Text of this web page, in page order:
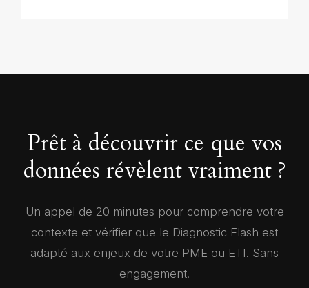
Prêt à découvrir ce que vos
données révèlent vraiment ?
Un appel de 20 minutes pour comprendre votre
contexte et vérifier que le Diagnostic Flash est
adapté aux enjeux de votre PME ou ETI. Sans
engagement.